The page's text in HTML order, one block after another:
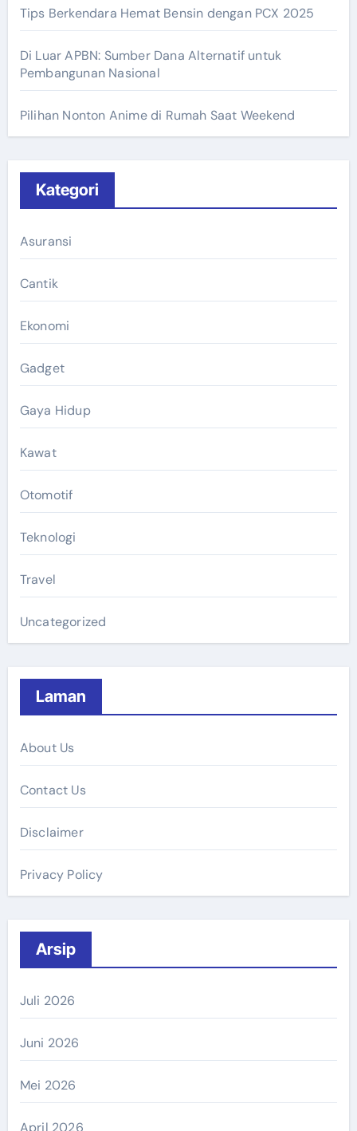
Tips Berkendara Hemat Bensin dengan PCX 2025
Di Luar APBN: Sumber Dana Alternatif untuk
Pembangunan Nasional
Pilihan Nonton Anime di Rumah Saat Weekend
Kategori
Asuransi
Cantik
Ekonomi
Gadget
Gaya Hidup
Kawat
Otomotif
Teknologi
Travel
Uncategorized
Laman
About Us
Contact Us
Disclaimer
Privacy Policy
Arsip
Juli 2026
Juni 2026
Mei 2026
April 2026